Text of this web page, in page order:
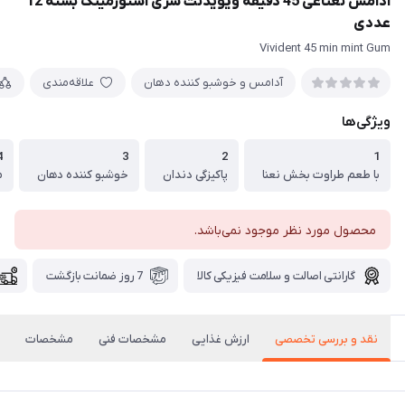
عددی
Vivident 45 min mint Gum
آدامس و خوشبو کننده دهان علاقه‌مندی
ویژگی‌ها
1
با طعم طراوت بخش نعنا
2
پاکیزگی دندان
3
خوشبو کننده دهان
محصول مورد نظر موجود نمی‌باشد.
گارانتی اصالت و سلامت فیزیکی کالا 7 روز ضمانت بازگشت
نقد و بررسی تخصصی ارزش غذایی مشخصات فنی مشخصات